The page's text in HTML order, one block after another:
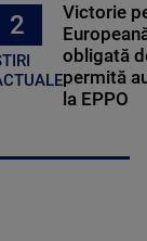
2
Victorie
obligată
permită
la EPPO